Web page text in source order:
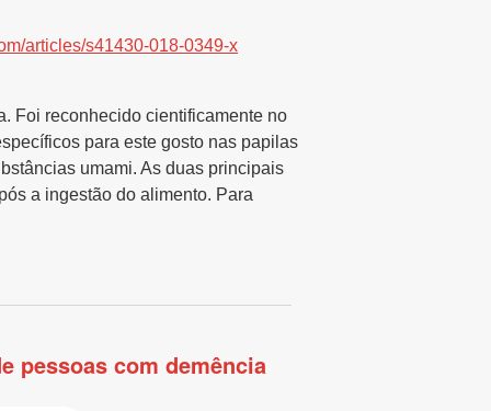
articles/s41430-018-0349-x
Foi reconhecido cientificamente no
para este gosto nas papilas
umami. As duas principais
a ingestão do alimento. Para
pessoas com demência